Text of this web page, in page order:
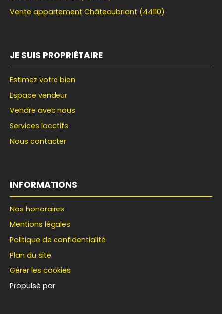
Vente appartement Châteaubriant (44110)
JE SUIS PROPRIÉTAIRE
Estimez votre bien
Espace vendeur
Vendre avec nous
Services locatifs
Nous contacter
INFORMATIONS
Nos honoraires
Mentions légales
Politique de confidentialité
Plan du site
Gérer les cookies
Propulsé par